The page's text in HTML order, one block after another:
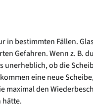
in bestimmten Fällen.
Gefahren. Wenn z. B.
ob die
eine neue
maximal den
hätte.